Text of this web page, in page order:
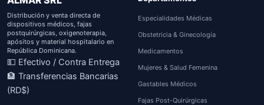
Distribución y venta directa de
dispositivos médicos, fajas
postquirúrgicas, oxigenoterapia,
apósitos y material hospitalario en
República Dominicana.
💵 Efectivo / Contra Entrega
🏦 Transferencias Bancarias
(RD$)
Especialidades Médicas
Obstetricia & Ginecología
Medicamentos
Mujeres & Salud Femenina
Gastables Médicos
Fajas Post-Quirúrgicas